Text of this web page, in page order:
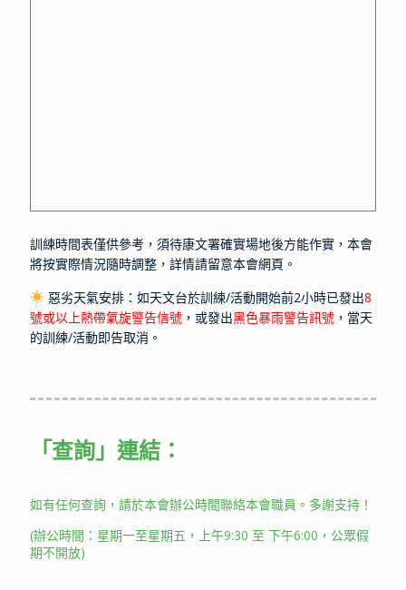
訓練時間表僅供參考，須待康文署確實場地後方能作實，本會
將按實際情況隨時調整，詳情請留意本會網頁。
惡劣天氣安排：如天文台於訓練/活動開始前2小時已發出8
號或以上熱帶氣旋警告信號 ，或發出黑色暴雨警告訊號 ，當天
的訓練/活動即告取消。
「查詢」 連結：
如有任何查詢，請於本會辦公時間聯絡本會職員。多謝支持！
(辦公時間：星期一至星期五，上午9:30 至 下午6:00，公眾假
期不開放)